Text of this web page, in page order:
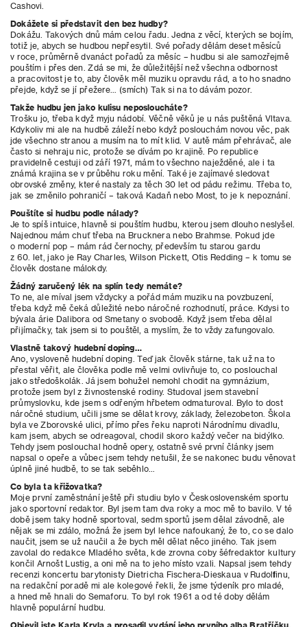
Cashovi.
Dokážete si představit den bez hudby?
Dokážu. Takových dnů mám celou řadu. Jedna z věcí, kterých se bojím,
totiž je, abych se hudbou nepřesytil. Své pořady dělám deset měsíců
v roce, průměrně dvanáct pořadů za měsíc – hudbu si ale samozřejmě
pouštím i přes den. Zdá se mi, že důležitější než všechna odbornost
a pracovitost je to, aby člověk měl muziku opravdu rád, a to ho snadno
přejde, když se jí přežere… (smích) Tak si na to dávám pozor.
Takže hudbu jen jako kulisu neposloucháte?
Trošku jo, třeba když myju nádobí. Věčně věků je u nás puštěná Vltava.
Kdykoliv mi ale na hudbě záleží nebo když poslouchám novou věc, pak
jde všechno stranou a musím na to mít klid. V autě mám přehrávač, ale
často si nehraju nic, protože se dívám po krajině. Po republice
pravidelně cestuji od září 1971, mám to všechno naježděné, ale i ta
známá krajina se v průběhu roku mění. Také je zajímavé sledovat
obrovské změny, které nastaly za těch 30 let od pádu režimu. Třeba to,
jak se změnilo pohraničí – taková Kadaň nebo Most, to je k nepoznání.
Pouštíte si hudbu podle nálady?
Je to spíš intuice, hlavně si pouštím hudbu, kterou jsem dlouho neslyšel.
Najednou mám chuť třeba na Brucknera nebo Brahmse. Pokud jde
o moderní pop – mám rád černochy, především tu starou gardu
z 60. let, jako je Ray Charles, Wilson Pickett, Otis Redding – k tomu se
člověk dostane málokdy.
Žádný zaručený lék na splín tedy nemáte?
To ne, ale míval jsem vždycky a pořád mám muziku na povzbuzení,
třeba když mě čeká důležité nebo náročné rozhodnutí, práce. Kdysi to
bývala árie Dalibora od Smetany o svobodě. Když jsem třeba dělal
přijímačky, tak jsem si to pouštěl, a myslím, že to vždy zafungovalo.
Vlastně takový hudební doping…
Ano, vysloveně hudební doping. Teď jak člověk stárne, tak už na to
přestal věřit, ale člověka podle mě velmi ovlivňuje to, co poslouchal
jako středoškolák. Já jsem bohužel nemohl chodit na gymnázium,
protože jsem byl z živnostenské rodiny. Studoval jsem stavební
průmyslovku, kde jsem s odřeným hřbetem odmaturoval. Bylo to dost
náročné studium, učili jsme se dělat krovy, základy, železobeton. Škola
byla ve Zborovské ulici, přímo přes řeku naproti Národnímu divadlu,
kam jsem, abych se odreagoval, chodil skoro každý večer na bidýlko.
Tehdy jsem poslouchal hodně opery, ostatně své první články jsem
napsal o opeře a vůbec jsem tehdy netušil, že se nakonec budu věnovat
úplně jiné hudbě, to se tak seběhlo…
Co byla ta křižovatka?
Moje první zaměstnání ještě při studiu bylo v Československém sportu
jako sportovní redaktor. Byl jsem tam dva roky a moc mě to bavilo. V té
době jsem taky hodně sportoval, sedm sportů jsem dělal závodně, ale
nějak se mi zdálo, možná že jsem byl lehce nafoukaný, že to, co se dalo
naučit, jsem se už naučil a že bych měl dělat něco jiného. Tak jsem
zavolal do redakce Mladého světa, kde zrovna coby šéfredaktor kultury
končil Arnošt Lustig, a oni mě na to jeho místo vzali. Napsal jsem tehdy
recenzi koncertu barytonisty Dietricha Fischera-Dieskaua v Rudolfinu,
na redakční poradě mi ale kolegové řekli, že jsme týdeník pro mladé,
a hned mě hnali do Semaforu. To byl rok 1961 a od té doby dělám
hlavně populární hudbu.
Objevil jste Karla Kryla a prosadil vydání jeho prvního alba Bratříčku,